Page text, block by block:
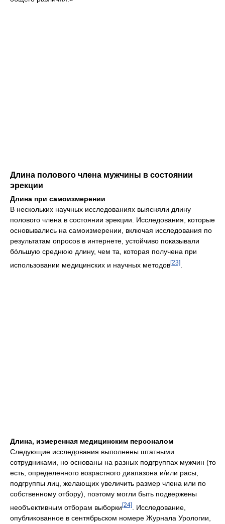
Длина полового члена мужчины в состоянии
эрекции
Длина при самоизмерении
В нескольких научных исследованиях выясняли длину
полового члена в состоянии эрекции. Исследования, которые
основывались на самоизмерении, включая исследования по
результатам опросов в интернете, устойчиво показывали
бóльшую среднюю длину, чем та, которая получена при
использовании медицинских и научных методов[23]
Длина, измеренная медицинским персоналом
Следующие исследования выполнены штатными
сотрудниками, но основаны на разных подгруппах мужчин (то
есть, определенного возрастного диапазона и/или расы,
подгруппы лиц, желающих увеличить размер члена или по
собственному отбору), поэтому могли быть подвержены
необъективным отборам выборки [24]
. Исследование,
опубликованное в сентябрьском номере Журнала Урологии,